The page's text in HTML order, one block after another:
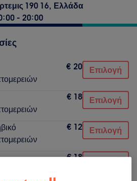
190 16, Ελλάδα
- 20:00
€ 20 Επιλογή
€ 18 Επιλογή
€ 12 Επιλογή
€ 18 Επιλογή